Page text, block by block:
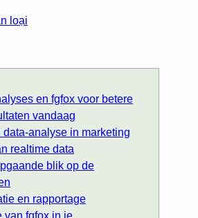
loại
en fgfox voor betere
vandaag
data-analyse in marketing
realtime data
blik op de
en rapportage